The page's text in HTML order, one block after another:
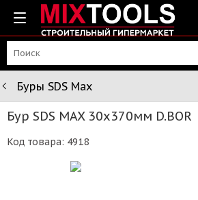
Буры SDS Max
Бур SDS MAX 30х370мм D.BOR
Код товара: 4918